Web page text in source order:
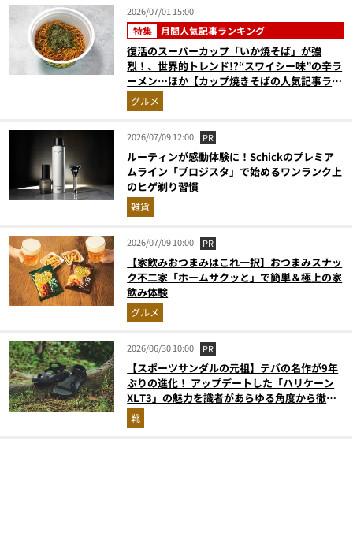
2026/07/01 15:00
特集 月間人気記事ランキング
復活のスーパーカップ「いか焼そば」が強
烈！、世界的トレンド!?“スワイシー味”の辛ラ
ーメン…ほか【カップ焼きそばの人気記事ラン
キングベスト3】（2026年5月版）
グルメ
2026/07/09 12:00 PR
ルーティンが感動体験に！Schickのプレミア
ムライン「プロジスタ」で始めるワンランク上
のヒゲ剃り習慣
雑貨
2026/07/09 10:00 PR
【家飲みおつまみはこれ一択】おつまみスナッ
ク不二家「ホームサクッと」で簡単＆極上の家
飲み体験
グルメ
2026/06/30 10:00 PR
【スポーツサンダルの元祖】テバの名作が9年
ぶりの進化！ アップデートした「ハリケーン
XLT3」の魅力を識者があらゆる角度から徹底
解説！
靴